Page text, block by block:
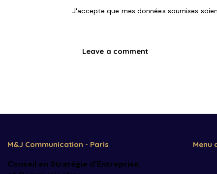
J'accepte que mes données soumises
M&J Communication - Paris
Conseil en Stratégie d’Entreprise,
Menu